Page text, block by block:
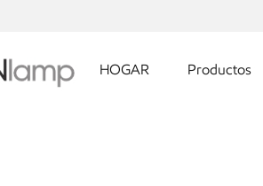
HOGAR Productos